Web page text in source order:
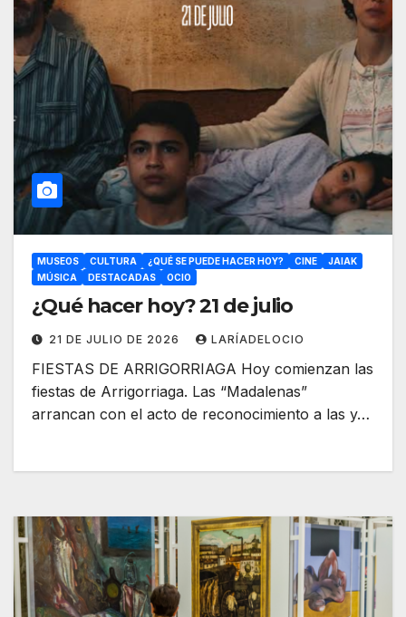
MUSEOS CULTURA ¿QUÉ SE PUEDE HACER HOY? CINE
JAIAK
MÚSICA
DESTACADAS OCIO
¿Qué hacer hoy? 21 de julio
21 DE JULIO DE 2026 LARÍADELOCIO
FIESTAS DE ARRIGORRIAGA Hoy comienzan las
fiestas de Arrigorriaga. Las “Madalenas”
arrancan con el acto de reconocimiento a las y…